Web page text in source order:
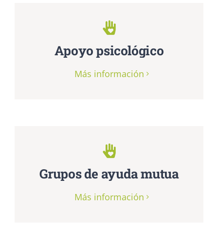
Apoyo psicológico
Más información
Grupos de ayuda mutua
Más información